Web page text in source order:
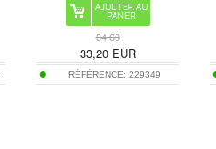
34,60
33,20EUR
RÉFÉRENCE: 229349